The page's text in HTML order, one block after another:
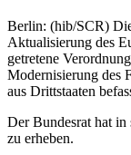
Berlin: (hib/SCR)
Aktualisierung des
getretene
Modernisierung des
aus Drittstaaten
Der Bundesrat hat in
zu erheben.